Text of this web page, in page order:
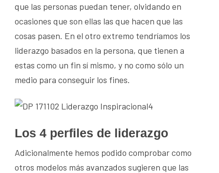
que las personas puedan tener, olvidando en
ocasiones que son ellas las que hacen que las
cosas pasen. En el otro extremo tendríamos los
liderazgo basados en la persona, que tienen a
estas como un fin sí mismo, y no como sólo un
medio para conseguir los fines.
Los 4 perfiles de liderazgo
Adicionalmente hemos podido comprobar como
otros modelos más avanzados sugieren que las